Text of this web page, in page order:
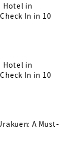
Hotel in
In in 10
Hotel in
In in 10
A Must-